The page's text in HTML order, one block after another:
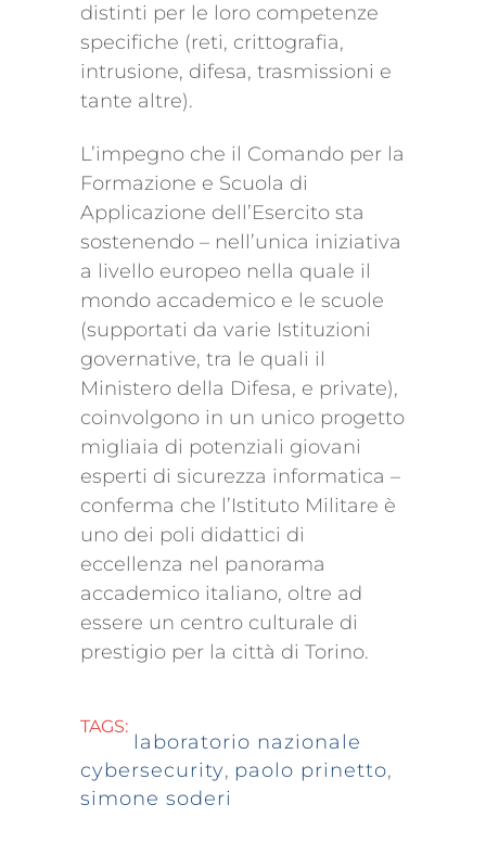
distinti per le loro competenze
specifiche (reti, crittografia,
intrusione, difesa, trasmissioni e
tante altre).
L’impegno che il Comando per la
Formazione e Scuola di
Applicazione dell’Esercito sta
sostenendo – nell’unica iniziativa
a livello europeo nella quale il
mondo accademico e le scuole
(supportati da varie Istituzioni
governative, tra le quali il
Ministero della Difesa, e private),
coinvolgono in un unico progetto
migliaia di potenziali giovani
esperti di sicurezza informatica –
conferma che l’Istituto Militare è
uno dei poli didattici di
eccellenza nel panorama
accademico italiano, oltre ad
essere un centro culturale di
prestigio per la città di Torino.
TAGS:
laboratorio nazionale
cybersecurity, paolo prinetto,
simone soderi